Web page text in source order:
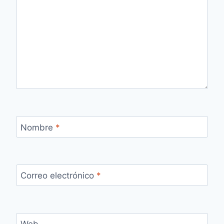
Nombre *
Correo electrónico *